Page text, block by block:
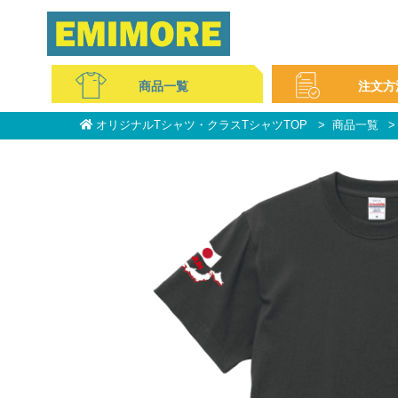
商品一覧
コットンTシャツ
ドライ・スポーツ
ポロシャツ
スウェット・パーカー
ブルゾン
パンツ
コットンバッグ
不織布
ミニタオル
マフラータオル
フェイスタオル
ビブス
キャップ
無地アイテム
イベントグッズ
注文方
ご注文の流れ
WEBサイトの注文方法
お支払い方法について
料金について
サービス特集
よくある質問
オリジナルTシャツ・クラスTシャツTOP 商品一覧